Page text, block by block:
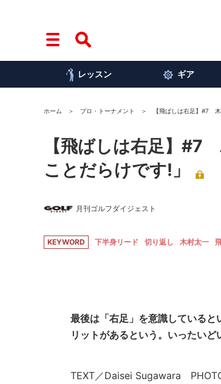
レッスン ギア
ホーム プロ・トーナメント 【飛ばしは右足】#7
【飛ばしは右足】#7
ことだらけです!」
月刊ゴルフダイジェスト
KEYWORD 下半身リード 切り返し 木村太一
最後は「右足」を意識している
リットがあるという。いったいど
TEXT／Daisei Sugawara